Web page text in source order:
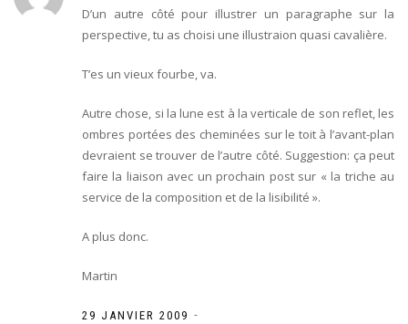
D’un autre côté pour illustrer un paragraphe sur la
perspective, tu as choisi une illustraion quasi cavalière.
T’es un vieux fourbe, va.
Autre chose, si la lune est à la verticale de son reflet, les
ombres portées des cheminées sur le toit à l’avant-plan
devraient se trouver de l’autre côté. Suggestion: ça peut
faire la liaison avec un prochain post sur « la triche au
service de la composition et de la lisibilité ».
A plus donc.
Martin
29 JANVIER 2009 -